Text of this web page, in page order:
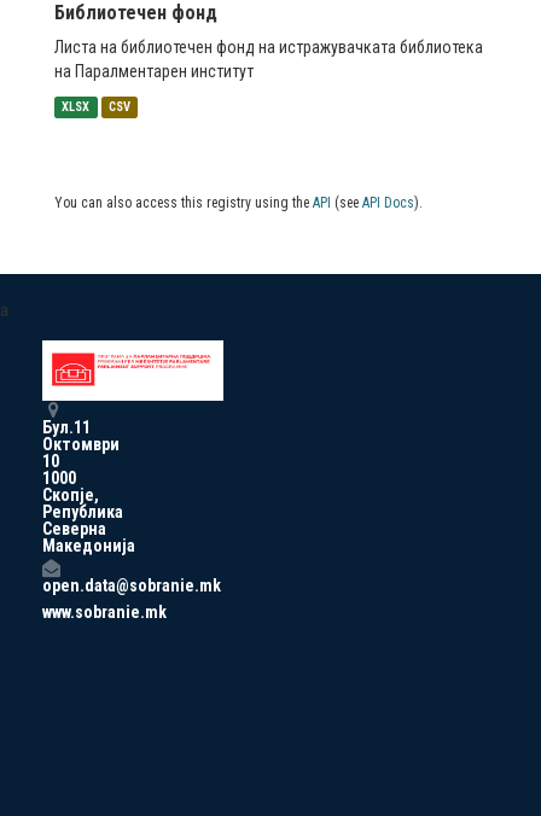
Библиотечен фонд
Листа на библиотечен фонд на истражувачката библиотека
на Паралментарен институт
XLSX CSV
You can also access this registry using the API (see API Docs).
a
Бул.11
Октомври
10
1000
Скопје,
Република
Северна
Македонија
open.data@sobranie.mk
www.sobranie.mk